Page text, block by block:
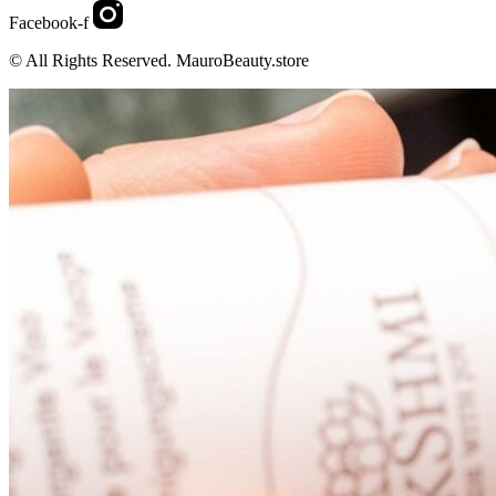
Facebook-f
© All Rights Reserved. MauroBeauty.store